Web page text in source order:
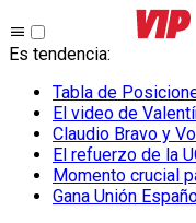
Es tendencia:
Tabla de
El video de
Claudio Bravo y
El refuerzo de la
Momento crucial
Gana Unión